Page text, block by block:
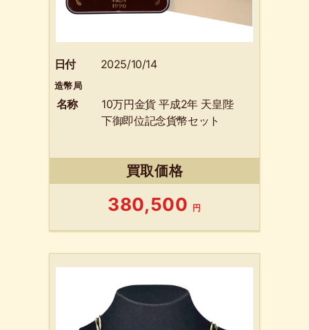
日付 2025/10/14
造幣局
名称
10万円金貨 平成2年 天皇陛
下御即位記念貨幣セット
買取価格
380,500 円